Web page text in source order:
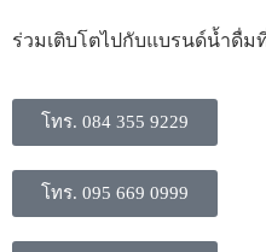
ร่วมเติบโตไปกับแบรนด์น้ำดื่
โทร. 084 355 9229
โทร. 095 669 0999